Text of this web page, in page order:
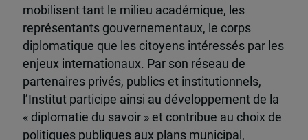
mobilisent tant le milieu académique, les
représentants gouvernementaux, le corps
diplomatique que les citoyens intéressés par les
enjeux internationaux. Par son réseau de
partenaires privés, publics et institutionnels,
l’Institut participe ainsi au développement de la
« diplomatie du savoir » et contribue au choix de
politiques publiques aux plans municipal,